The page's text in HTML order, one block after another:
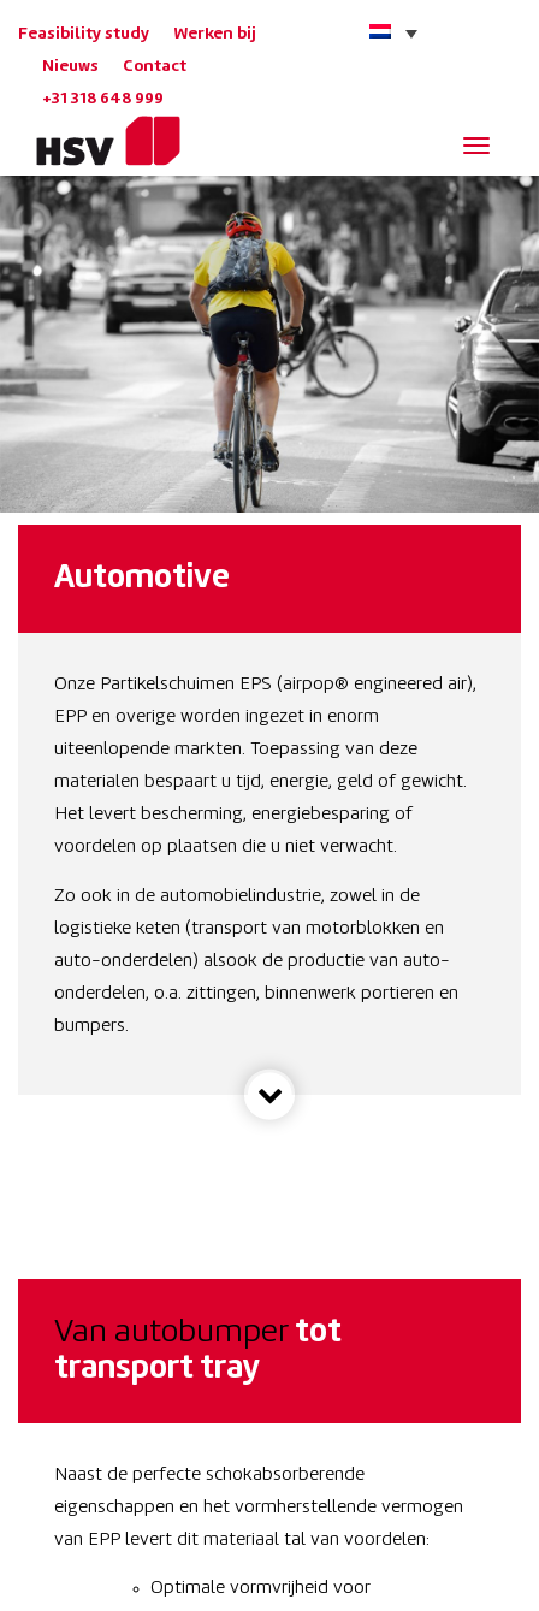
Feasibility study Werken bij
Nieuws Contact
+31 318 648 999
Automotive
Onze Partikelschuimen EPS (airpop® engineered air),
EPP en overige worden ingezet in enorm
uiteenlopende markten. Toepassing van deze
materialen bespaart u tijd, energie, geld of gewicht.
Het levert bescherming, energiebesparing of
voordelen op plaatsen die u niet verwacht.
Zo ook in de automobielindustrie, zowel in de
logistieke keten (transport van motorblokken en
auto-onderdelen) alsook de productie van auto-
onderdelen, o.a. zittingen, binnenwerk portieren en
bumpers.
Van autobumper tot
transport tray
Naast de perfecte schokabsorberende
eigenschappen en het vormherstellende vermogen
van EPP levert dit materiaal tal van voordelen:
Optimale vormvrijheid voor